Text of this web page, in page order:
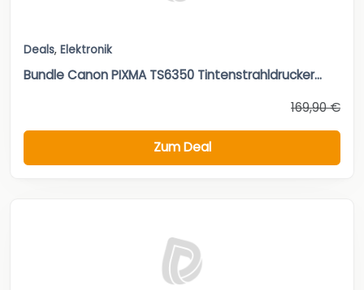
Deals, Elektronik
Bundle Canon PIXMA TS6350 Tintenstrahldrucker...
169,90 €
Zum Deal